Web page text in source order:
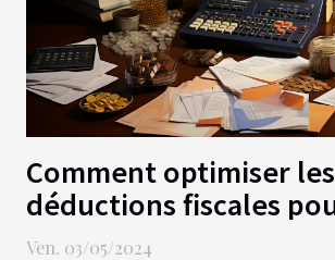
Comment optimiser les
déductions fiscales
auto-entrepreneurs en
Ven. 03/05/2024